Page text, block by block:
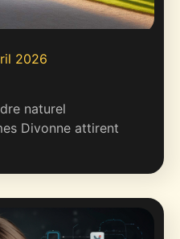
2026
naturel
Divonne attirent